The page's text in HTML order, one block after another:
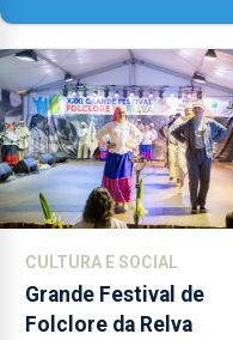
produzir uma música”
CULTURA E SOCIAL
Grande Festival de
Folclore da Relva